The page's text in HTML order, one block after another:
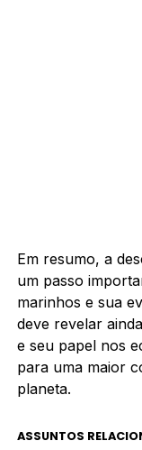
Em resumo, a
um passo
marinhos e sua
deve revelar
e seu papel nos
para uma maior
planeta.
ASSUNTOS